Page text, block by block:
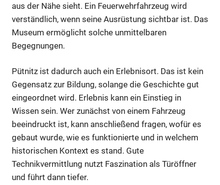
aus der Nähe sieht. Ein Feuerwehrfahrzeug wird
verständlich, wenn seine Ausrüstung sichtbar ist. Das
Museum ermöglicht solche unmittelbaren
Begegnungen.
Pütnitz ist dadurch auch ein Erlebnisort. Das ist kein
Gegensatz zur Bildung, solange die Geschichte gut
eingeordnet wird. Erlebnis kann ein Einstieg in
Wissen sein. Wer zunächst von einem Fahrzeug
beeindruckt ist, kann anschließend fragen, wofür es
gebaut wurde, wie es funktionierte und in welchem
historischen Kontext es stand. Gute
Technikvermittlung nutzt Faszination als Türöffner
und führt dann tiefer.